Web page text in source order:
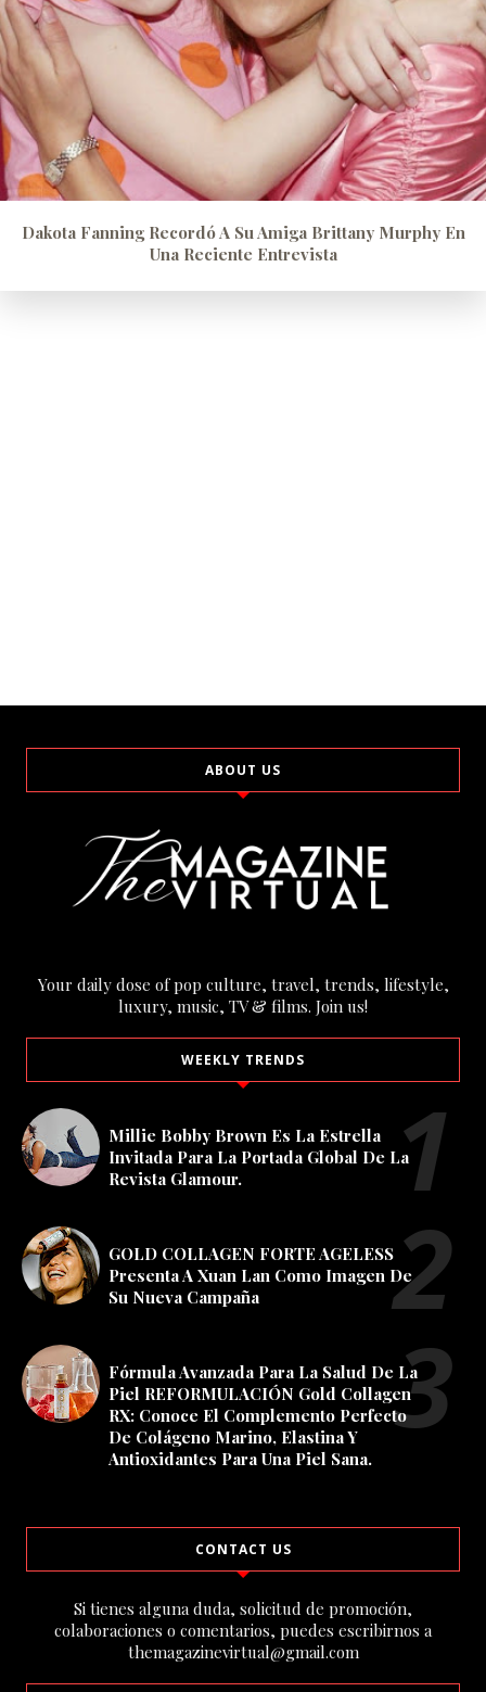
Dakota Fanning Recordó A Su Amiga Brittany Murphy En
Una Reciente Entrevista
ABOUT US
Your daily dose of pop culture, travel, trends, lifestyle,
luxury, music, TV & films. Join us!
WEEKLY TRENDS
Millie Bobby Brown Es La Estrella
Invitada Para La Portada Global De La
Revista Glamour.
GOLD COLLAGEN FORTE AGELESS
Presenta A Xuan Lan Como Imagen De
Su Nueva Campaña
Fórmula Avanzada Para La Salud De La
Piel REFORMULACIÓN Gold Collagen
RX: Conoce El Complemento Perfecto
De Colágeno Marino, Elastina Y
Antioxidantes Para Una Piel Sana.
CONTACT US
Si tienes alguna duda, solicitud de promoción,
colaboraciones o comentarios, puedes escribirnos a
themagazinevirtual@gmail.com